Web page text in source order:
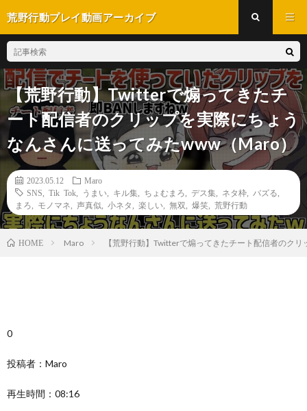
荒野行動プレイ動画アーカイブ
【荒野行動】Twitterで煽ってきたチ
ート配信者のクリップを実際にちょう
なんさんに送ってみたwww（Maro）
2023.05.12
Maro
SNS
Tik Tok うまい キル集 ちょむまろ デス集 ネタ枠 バズる
まろ
モノマネ 声真似 小ネタ 楽しい 無双 爆笑 荒野行動
HOME Maro 【荒野行動】Twitterで煽ってきたチート配信者のク
0
投稿者：Maro
再生時間：08:16